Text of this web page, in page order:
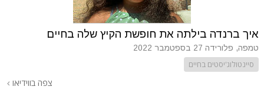
איך ברנדה בילתה את חופשת הקיץ שלה בחיים
טמפה, פלורידה 27 בספטמבר 2022
סיינטולוג'יסטים בחיים
צפה בווידיאו